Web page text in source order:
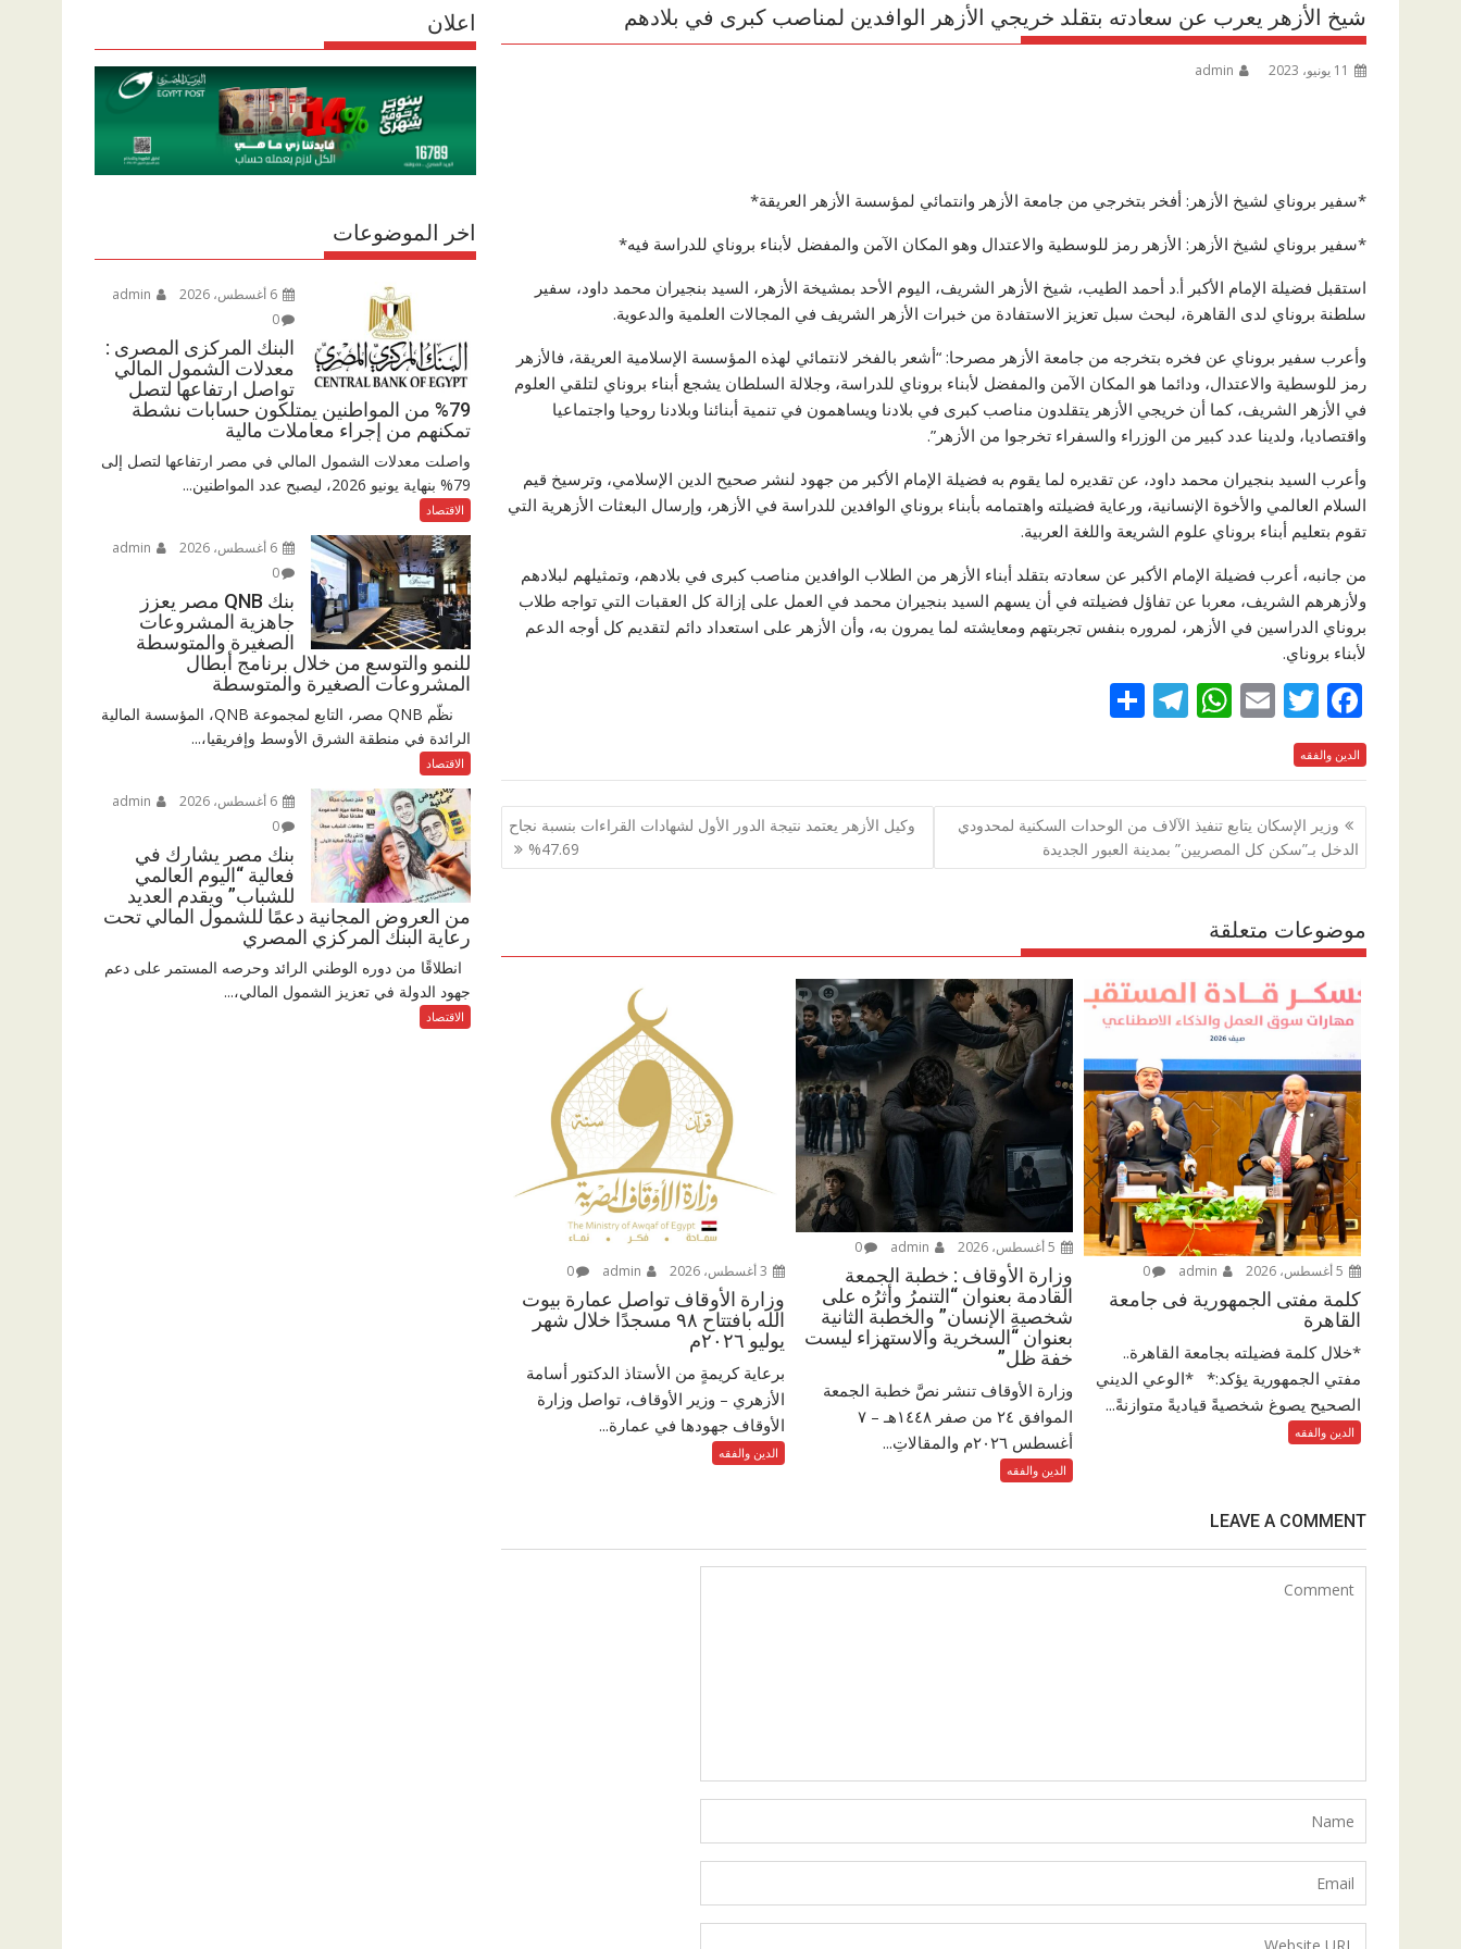
شيخ الأزهر يعرب عن سعادته بتقلد خريجي الأزهر الوافدين لمناصب كبرى في بلادهم
11 يونيو، 2023 admin
*سفير بروناي لشيخ الأزهر: أفخر بتخرجي من جامعة الأزهر وانتمائي لمؤسسة الأزهر العريقة*
*سفير بروناي لشيخ الأزهر: الأزهر رمز للوسطية والاعتدال وهو المكان الآمن والمفضل لأبناء بروناي للدراسة فيه*
استقبل فضيلة الإمام الأكبر أ.د أحمد الطيب، شيخ الأزهر الشريف، اليوم الأحد بمشيخة الأزهر، السيد بنجيران محمد داود، سفير
سلطنة بروناي لدى القاهرة، لبحث سبل تعزيز الاستفادة من خبرات الأزهر الشريف في المجالات العلمية والدعوية.
وأعرب سفير بروناي عن فخره بتخرجه من جامعة الأزهر مصرحا: “أشعر بالفخر لانتمائي لهذه المؤسسة الإسلامية العريقة، فالأزهر
رمز للوسطية والاعتدال، ودائما هو المكان الآمن والمفضل لأبناء بروناي للدراسة، وجلالة السلطان يشجع أبناء بروناي لتلقي العلوم
في الأزهر الشريف، كما أن خريجي الأزهر يتقلدون مناصب كبرى في بلادنا ويساهمون في تنمية أبنائنا وبلادنا روحيا واجتماعيا
واقتصاديا، ولدينا عدد كبير من الوزراء والسفراء تخرجوا من الأزهر”.
وأعرب السيد بنجيران محمد داود، عن تقديره لما يقوم به فضيلة الإمام الأكبر من جهود لنشر صحيح الدين الإسلامي، وترسيخ قيم
السلام العالمي والأخوة الإنسانية، ورعاية فضيلته واهتمامه بأبناء بروناي الوافدين للدراسة في الأزهر، وإرسال البعثات الأزهرية التي
تقوم بتعليم أبناء بروناي علوم الشريعة واللغة العربية.
من جانبه، أعرب فضيلة الإمام الأكبر عن سعادته بتقلد أبناء الأزهر من الطلاب الوافدين مناصب كبرى في بلادهم، وتمثيلهم لبلادهم
ولأزهرهم الشريف، معربا عن تفاؤل فضيلته في أن يسهم السيد بنجيران محمد في العمل على إزالة كل العقبات التي تواجه طلاب
بروناي الدراسين في الأزهر، لمروره بنفس تجربتهم ومعايشته لما يمرون به، وأن الأزهر على استعداد دائم لتقديم كل أوجه الدعم
لأبناء بروناي.
F
ac
e
b
o
o
T
itt
er
E
ai
l
W
at
s
A
p
T
e
gr
a
m
ar
e
الدين والفقه
تصفّح
المقالات
وزير الإسكان يتابع تنفيذ الآلاف من الوحدات السكنية لمحدودي
الدخل بـ”سكن كل المصريين” بمدينة العبور الجديدة
وكيل الأزهر يعتمد نتيجة الدور الأول لشهادات القراءات بنسبة نجاح
47.69%
موضوعات متعلقة
0
كلمة مفتى الجمهورية فى جامعة
القاهرة
*خلال كلمة فضيلته بجامعة القاهرة..
مفتي الجمهورية يؤكد:* *الوعي الديني
الصحيح يصوغ شخصيةً قياديةً متوازنةً...
الدين والفقه
0
وزارة الأوقاف : خطبة الجمعة
القادمة بعنوان “التنمرُ وأثرُه على
شخصيةِ الإنسان” والخطبة الثانية
بعنوان “السخرية والاستهزاء ليست
خفة ظل”
وزارة الأوقاف تنشر نصَّ خطبة الجمعة
الموافق ٢٤ من صفر ١٤٤٨هـ – ‏٧
أغسطس ٢٠٢٦م والمقالاتِ...
الدين والفقه
0
وزارة الأوقاف تواصل عمارة بيوت
الله بافتتاح ٩٨ مسجدًا خلال شهر
يوليو ٢٠٢٦م
برعاية كريمةٍ من الأستاذ الدكتور أسامة
الأزهري – وزير الأوقاف، تواصل وزارة
الأوقاف جهودها في عمارة...
الدين والفقه
LEAVE A COMMENT
اعلان
اخر الموضوعات
0
البنك المركزى المصرى :
معدلات الشمول المالي
تواصل ارتفاعها لتصل
79% من المواطنين يمتلكون حسابات نشطة
تمكنهم من إجراء معاملات مالية
واصلت معدلات الشمول المالي في مصر ارتفاعها لتصل إلى
79% بنهاية يونيو 2026، ليصبح عدد المواطنين...
الاقتصاد
0
بنك QNB مصر يعزز
جاهزية المشروعات
الصغيرة والمتوسطة
للنمو والتوسع من خلال برنامج أبطال
المشروعات الصغيرة والمتوسطة
نظّم QNB مصر، التابع لمجموعة QNB، المؤسسة المالية
الرائدة في منطقة الشرق الأوسط وإفريقيا،...
الاقتصاد
0
بنك مصر يشارك في
فعالية “اليوم العالمي
للشباب” ويقدم العديد
من العروض المجانية دعمًا للشمول المالي تحت
رعاية البنك المركزي المصري
انطلاقًا من دوره الوطني الرائد وحرصه المستمر على دعم
جهود الدولة في تعزيز الشمول المالي،...
الاقتصاد